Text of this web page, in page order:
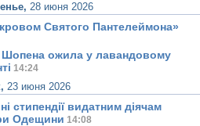
28 июня 2026
Святого Пантелеймона»
Шопена ожила у лавандовому
14:24
23 июня 2026
стипендії видатним діячам
Одещини 14:08